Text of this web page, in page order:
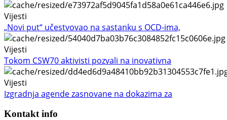
Vijesti
„Novi put“ učestvovao na sastanku s OCD-ima,
Vijesti
Tokom CSW70 aktivisti pozvali na inovativna
Vijesti
Izgradnja agende zasnovane na dokazima za
Kontakt info